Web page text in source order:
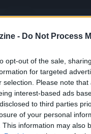
- Do Not Process
opt-out of the sale,
for targeted
selection. Please note
interest-based ads
to third parties
of your personal
This information may also
super